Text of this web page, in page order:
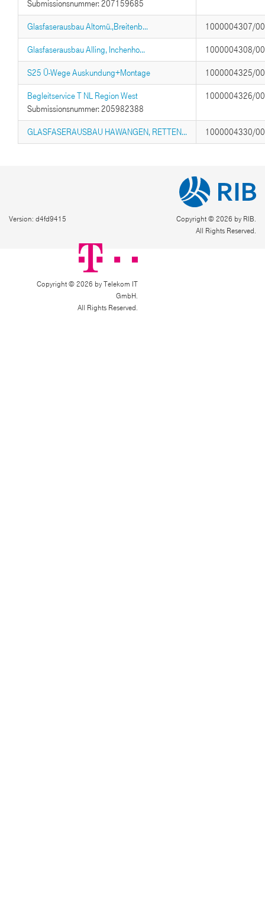
Submissionsnummer: 207159685
Glasfaserausbau Altomü.,Breitenb... 1000004307/
Glasfaserausbau Alling, Inchenho... 1000004308/
S25 Ü-Wege Auskundung+Montage 1000004325/
Begleitservice T NL Region West
Submissionsnummer: 205982388
1000004326/
GLASFASERAUSBAU HAWANGEN, RETTEN... 1000004330/
Version: d4fd9415
Copyright © 2026 by RIB.
All Rights Reserved.
Copyright © 2026 by Telekom IT
GmbH.
All Rights Reserved.